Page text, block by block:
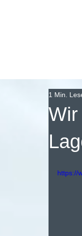
Wir
1 Min.
https://